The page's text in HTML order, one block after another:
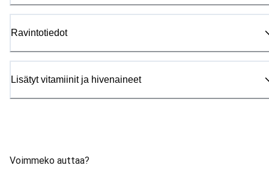
Ravintotiedot
Lisätyt vitamiinit ja hivenaineet
Voimmeko auttaa?